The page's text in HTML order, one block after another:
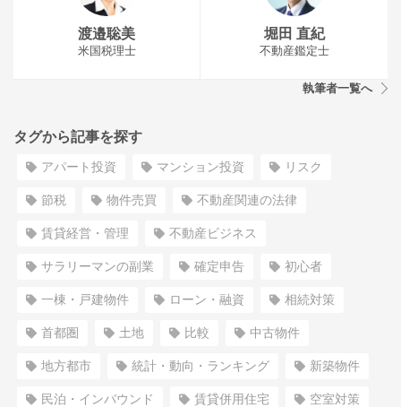
渡邉聡美
米国税理士
堀田 直紀
不動産鑑定士
執筆者一覧へ
タグから記事を探す
アパート投資 マンション投資 リスク
節税 物件売買 不動産関連の法律
賃貸経営・管理 不動産ビジネス
サラリーマンの副業 確定申告 初心者
一棟・戸建物件 ローン・融資 相続対策
首都圏 土地 比較 中古物件
地方都市 統計・動向・ランキング 新築物件
民泊・インバウンド 賃貸併用住宅 空室対策